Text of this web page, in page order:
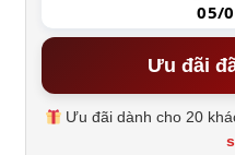
05/
Ưu đãi
Ưu đãi dành cho 20